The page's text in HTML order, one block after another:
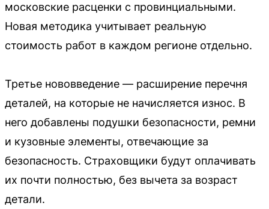
московские расценки с провинциальными.
Новая методика учитывает реальную
стоимость работ в каждом регионе отдельно.
Третье нововведение — расширение перечня
деталей, на которые не начисляется износ. В
него добавлены подушки безопасности, ремни
и кузовные элементы, отвечающие за
безопасность. Страховщики будут оплачивать
их почти полностью, без вычета за возраст
детали.